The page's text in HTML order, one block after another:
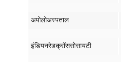
अपोलोअस्पताल
इंडियनरेडक्रॉससोसायटी